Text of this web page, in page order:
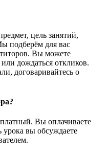
цель занятий,
подберём для вас
Вы можете
дождаться откликов.
договаривайтесь о
Вы оплачиваете
урока вы обсуждаете